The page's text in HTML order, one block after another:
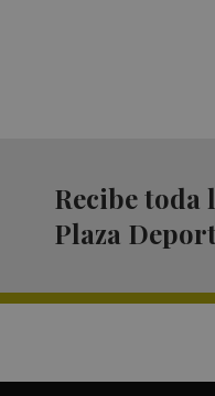
Recibe toda
Plaza